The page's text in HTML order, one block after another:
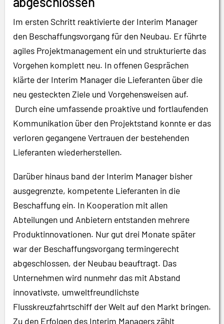
Im ersten Schritt reaktivierte der Interim Manager
den Beschaffungsvorgang für den Neubau. Er führte
agiles Projektmanagement ein und strukturierte das
Vorgehen komplett neu. In offenen Gesprächen
klärte der Interim Manager die Lieferanten über die
neu gesteckten Ziele und Vorgehensweisen auf.
Durch eine umfassende proaktive und fortlaufenden
Kommunikation über den Projektstand konnte er das
verloren gegangene Vertrauen der bestehenden
Lieferanten wiederherstellen.
Darüber hinaus band der Interim Manager bisher
ausgegrenzte, kompetente Lieferanten in die
Beschaffung ein. In Kooperation mit allen
Abteilungen und Anbietern entstanden mehrere
Produktinnovationen. Nur gut drei Monate später
war der Beschaffungsvorgang termingerecht
abgeschlossen, der Neubau beauftragt. Das
Unternehmen wird nunmehr das mit Abstand
innovativste, umweltfreundlichste
Flusskreuzfahrtschiff der Welt auf den Markt bringen.
Zu den Erfolgen des Interim Managers zählt